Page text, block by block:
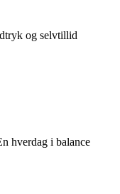
og selvtillid
hverdag i balance